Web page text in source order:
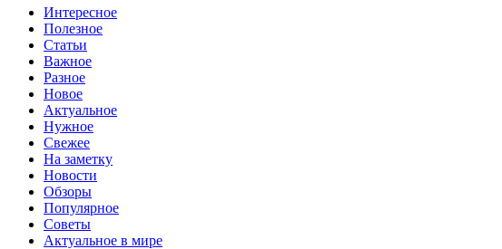
Интересное
Полезное
Статьи
Важное
Разное
Новое
Актуальное
Нужное
Свежее
На заметку
Новости
Обзоры
Популярное
Советы
Актуальное в мире